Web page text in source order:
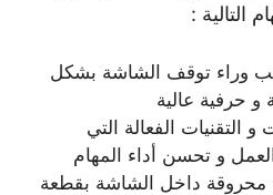
التالية :
وراء توقف الشاشة بشكل
حرفية عالية
التقنيات الفعالة التي
و تحسن أداء المهام
محروقة داخل الشاشة بقطعة